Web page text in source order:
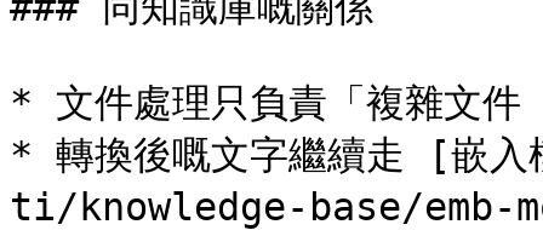
* 文件處理只負責「複雜文
* 轉換後嘅文字繼續走 [嵌
ti/knowledge-base/emb-